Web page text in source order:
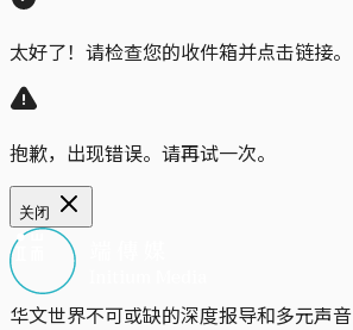
太好了！请检查您的收件箱并点击链接。
抱歉，出现错误。请再试一次。
关闭
华文世界不可或缺的深度报导和多元声音